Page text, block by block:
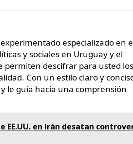
especializado en
y sociales en Uruguay y el
permiten descifrar para usted los
Con un estilo claro y
le guía hacia una comprensión
EE.UU. en Irán desatan